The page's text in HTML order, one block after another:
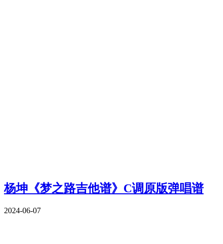
杨坤《梦之路吉他谱》C调原版弹唱谱
2024-06-07